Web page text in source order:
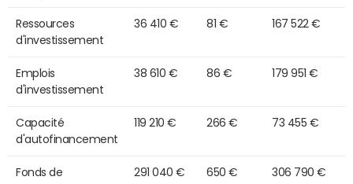
Ressources
d'investissement
36 410 € 81 € 167 522 €
Emplois
d'investissement
38 610 € 86 € 179 951 €
Capacité
d'autofinancement
119 210 € 266 € 73 455 €
Fonds de
291 040 € 650 € 306 790 €